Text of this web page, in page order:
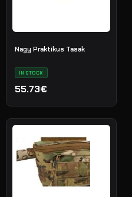
Nagy Praktikus Tasak
IN STOCK
55.73€